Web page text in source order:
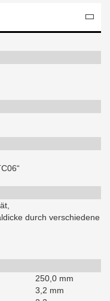
durch verschiedene
250,0 mm
3,2 mm